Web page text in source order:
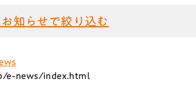
知らせで絞り込む
e-news/index.html